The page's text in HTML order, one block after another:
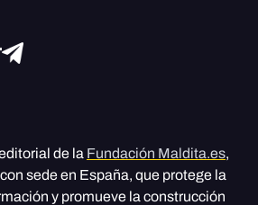
de la Fundación Maldita.es,
sede en España, que protege la
y promueve la construcción